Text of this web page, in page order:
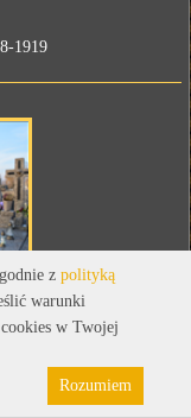
1919
z polityką
warunki
w Twojej
Rozumiem